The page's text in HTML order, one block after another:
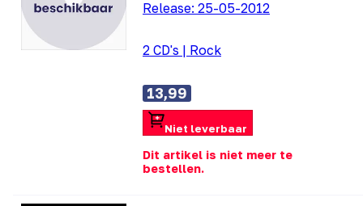
Release: 25-05-2012
2 CD's | Rock
13,99
Niet leverbaar
Dit artikel is niet meer te
bestellen.